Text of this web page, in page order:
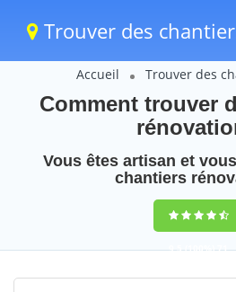
Trouver des
Accueil Trouver des
Comment trouver
Vous êtes artisan et
chantiers
9,5(100%)71
votes